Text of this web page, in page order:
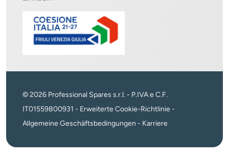
© 2026 Professional Spares s.r.l. - P.IVA e C.F.
IT01559800931 - Erweiterte Cookie-Richtlinie -
Allgemeine Geschäftsbedingungen - Karriere